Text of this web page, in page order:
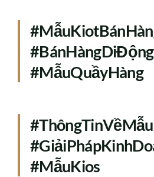
#BánHàngDiĐộng
#MẫuQuầyHàng
#MẫuKios